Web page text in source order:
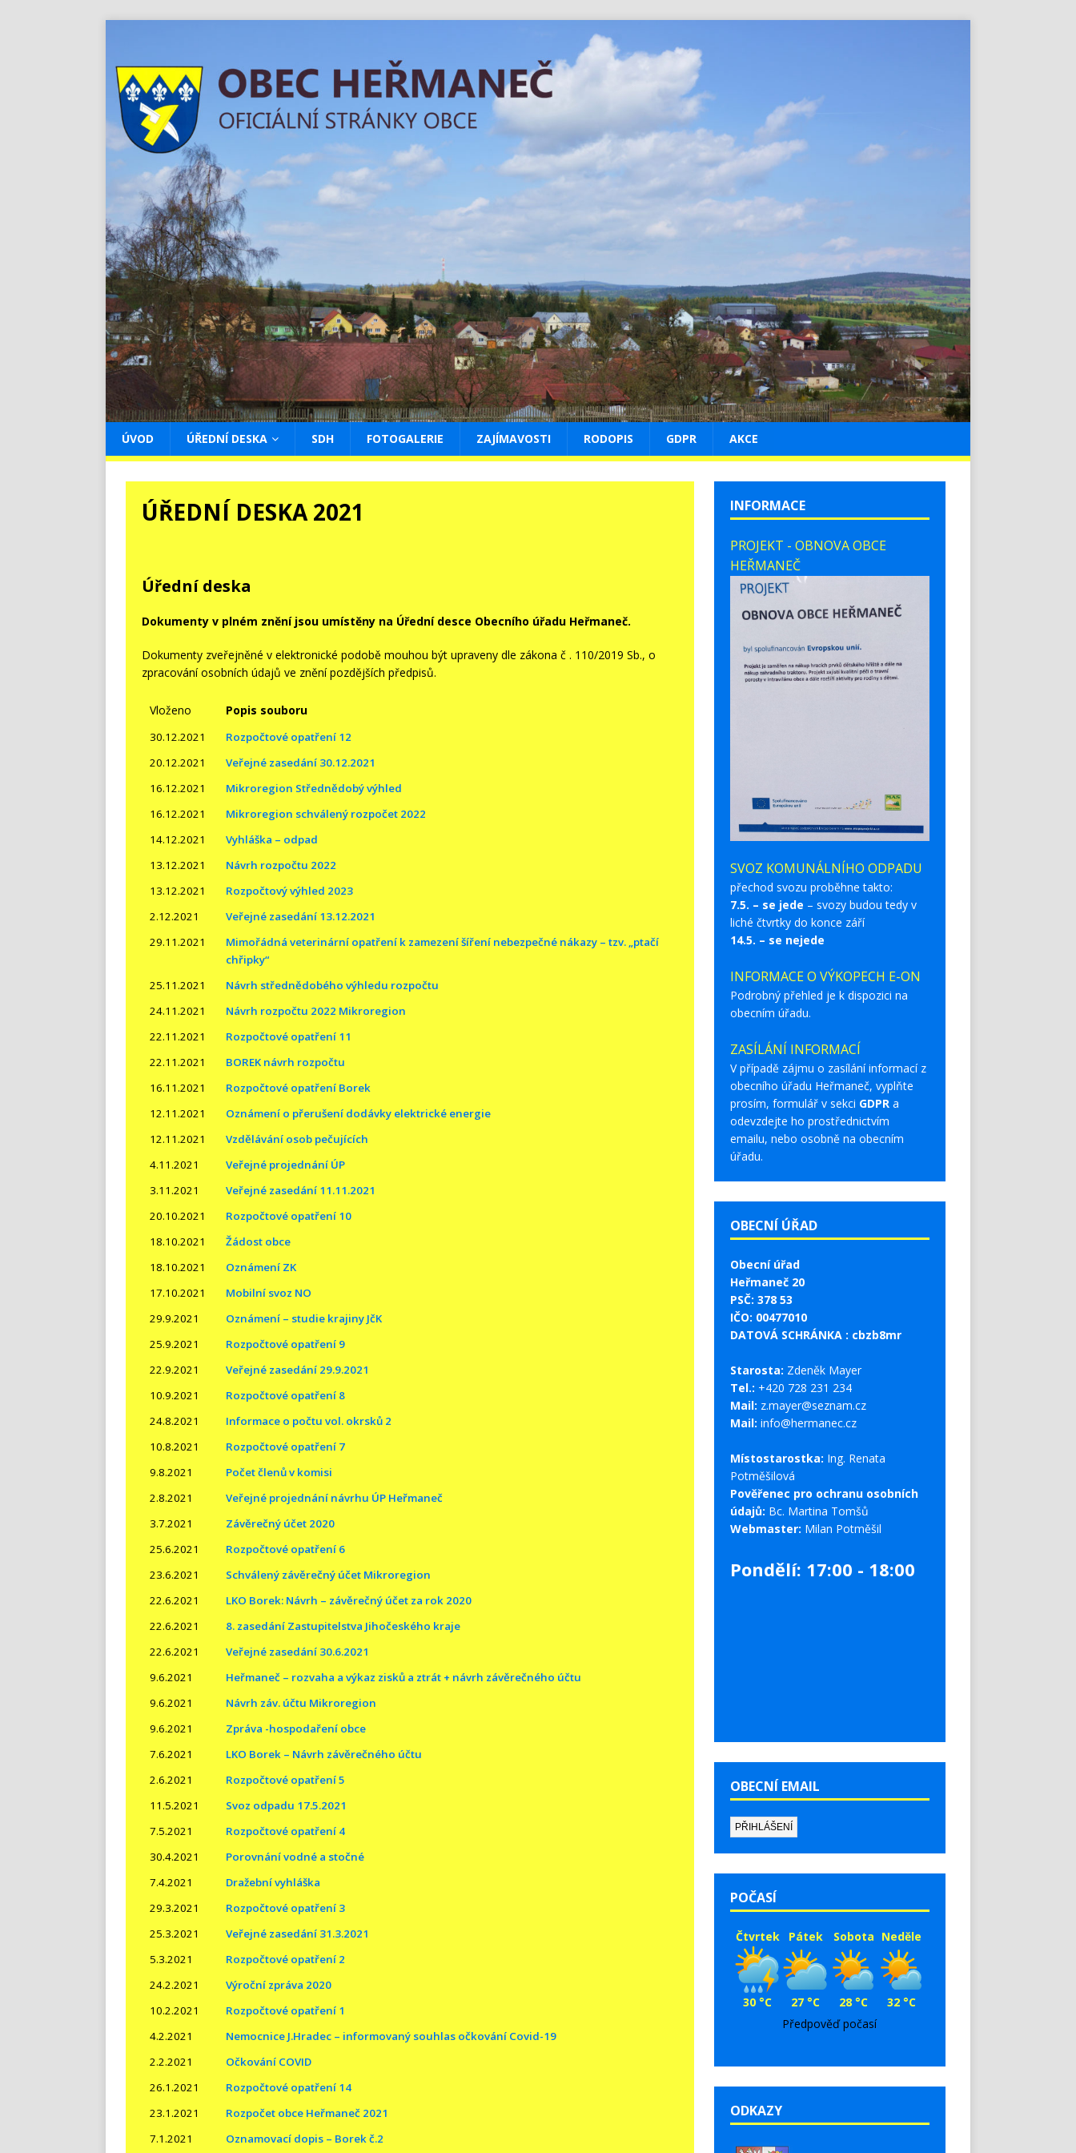
ÚVOD ÚŘEDNÍ DESKA SDH FOTOGALERIE ZAJÍMAVOSTI RODOPIS GDPR AKCE
ÚŘEDNÍ DESKA 2021
Úřední deska
Dokumenty v plném znění jsou umístěny na Úřední desce Obecního úřadu Heřmaneč.
Dokumenty zveřejněné v elektronické podobě mouhou být upraveny dle zákona č . 110/2019 Sb., o
zpracování osobních údajů ve znění pozdějších předpisů.
Vloženo Popis souboru
30.12.2021
Rozpočtové opatření 12
20.12.2021
Veřejné zasedání 30.12.2021
16.12.2021
Mikroregion Střednědobý výhled
16.12.2021
Mikroregion schválený rozpočet 2022
14.12.2021
Vyhláška – odpad
13.12.2021
Návrh rozpočtu 2022
13.12.2021
Rozpočtový výhled 2023
2.12.2021
Veřejné zasedání 13.12.2021
29.11.2021
Mimořádná veterinární opatření k zamezení šíření nebezpečné nákazy – tzv. „ptačí
chřipky“
25.11.2021
Návrh střednědobého výhledu rozpočtu
24.11.2021
Návrh rozpočtu 2022 Mikroregion
22.11.2021
Rozpočtové opatření 11
22.11.2021
BOREK návrh rozpočtu
16.11.2021
Rozpočtové opatření Borek
12.11.2021
Oznámení o přerušení dodávky elektrické energie
12.11.2021
Vzdělávání osob pečujících
4.11.2021
Veřejné projednání ÚP
3.11.2021
Veřejné zasedání 11.11.2021
20.10.2021
Rozpočtové opatření 10
18.10.2021
Žádost obce
18.10.2021
Oznámení ZK
17.10.2021
Mobilní svoz NO
29.9.2021
Oznámení – studie krajiny JčK
25.9.2021
Rozpočtové opatření 9
22.9.2021
Veřejné zasedání 29.9.2021
10.9.2021
Rozpočtové opatření 8
24.8.2021
Informace o počtu vol. okrsků 2
10.8.2021
Rozpočtové opatření 7
9.8.2021
Počet členů v komisi
2.8.2021
Veřejné projednání návrhu ÚP Heřmaneč
3.7.2021
Závěrečný účet 2020
25.6.2021
Rozpočtové opatření 6
23.6.2021
Schválený závěrečný účet Mikroregion
22.6.2021
LKO Borek: Návrh – závěrečný účet za rok 2020
22.6.2021
8. zasedání Zastupitelstva Jihočeského kraje
22.6.2021
Veřejné zasedání 30.6.2021
9.6.2021
Heřmaneč – rozvaha a výkaz zisků a ztrát + návrh závěrečného účtu
9.6.2021
Návrh záv. účtu Mikroregion
9.6.2021
Zpráva -hospodaření obce
7.6.2021
LKO Borek – Návrh závěrečného účtu
2.6.2021
Rozpočtové opatření 5
11.5.2021
Svoz odpadu 17.5.2021
7.5.2021
Rozpočtové opatření 4
30.4.2021
Porovnání vodné a stočné
7.4.2021
Dražební vyhláška
29.3.2021
Rozpočtové opatření 3
25.3.2021
Veřejné zasedání 31.3.2021
5.3.2021
Rozpočtové opatření 2
24.2.2021
Výroční zpráva 2020
10.2.2021
Rozpočtové opatření 1
4.2.2021
Nemocnice J.Hradec – informovaný souhlas očkování Covid-19
2.2.2021
Očkování COVID
26.1.2021
Rozpočtové opatření 14
23.1.2021
Rozpočet obce Heřmaneč 2021
7.1.2021
Oznamovací dopis – Borek č.2
INFORMACE
PROJEKT - OBNOVA OBCE
HEŘMANEČ
SVOZ KOMUNÁLNÍHO ODPADU
přechod svozu proběhne takto:
7.5. – se jede – svozy budou tedy v
liché čtvrtky do konce září
14.5. – se nejede
INFORMACE O VÝKOPECH E-ON
Podrobný přehled je k dispozici na
obecním úřadu.
ZASÍLÁNÍ INFORMACÍ
V případě zájmu o zasílání informací z
obecního úřadu Heřmaneč, vyplňte
prosím, formulář v sekci GDPR a
odevzdejte ho prostřednictvím
emailu, nebo osobně na obecním
úřadu.
OBECNÍ ÚŘAD
Obecní úřad
Heřmaneč 20
PSČ: 378 53
IČO: 00477010
DATOVÁ SCHRÁNKA : cbzb8mr
Starosta: Zdeněk Mayer
Tel.: +420 728 231 234
Mail: z.mayer@seznam.cz
Mail: info@hermanec.cz
Místostarostka: Ing. Renata
Potměšilová
Pověřenec pro ochranu osobních
údajů: Bc. Martina Tomšů
Webmaster: Milan Potměšil
Pondělí: 17:00 - 18:00
OBECNÍ EMAIL
POČASÍ
Čtvrtek
30 °C
Pátek
27 °C
Sobota
28 °C
Neděle
32 °C
Předpověď počasí
ODKAZY